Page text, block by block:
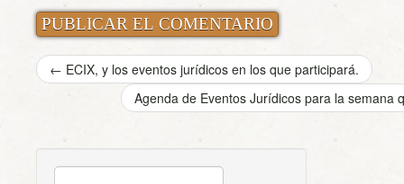
← ECIX, y los eventos jurídicos en los que participará.
Agenda de Eventos Jurídicos para la semana
BUSCAR: